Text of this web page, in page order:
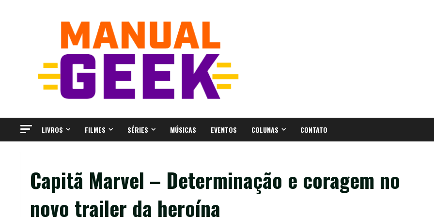
LIVROS FILMES SÉRIES MÚSICAS EVENTOS COLUNAS CONTATO
Capitã Marvel – Determinação e coragem no
novo trailer da heroína